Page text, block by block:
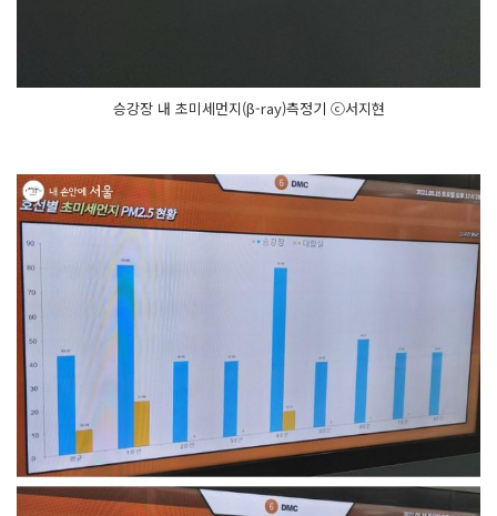
승강장 내 초미세먼지(β-ray)측정기 ⓒ서지현